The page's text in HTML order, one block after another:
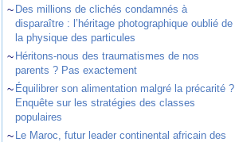
~ Des millions de clichés condamnés à
disparaître : l’héritage photographique oublié de
la physique des particules
~ Héritons-nous des traumatismes de nos
parents ? Pas exactement
~ Équilibrer son alimentation malgré la précarité ?
Enquête sur les stratégies des classes
populaires
~ Le Maroc, futur leader continental africain des